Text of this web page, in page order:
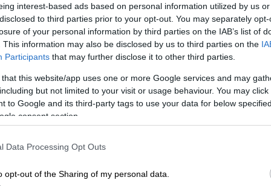
interest-based ads based on personal information utilized by us
to third parties prior to your opt-out. You may separately
of your personal information by third parties on the IAB’s list of
This information may also be disclosed by us to third parties on the
Participants that may further disclose it to other third parties.
that this website/app uses one or more Google services and may
but not limited to your visit or usage behaviour. You may
to Google and its third-party tags to use your data for below
consent section.
Data Processing Opt Outs
opt-out of the Sharing of my personal data.
δεν ανακοίνωσε αποστολή, όμως είναι
Χατσίδης, Λόβρεν, Γιακουμάκης,
τις θεραπείες τους. Σε αντίθεση
πολλά και σοβαρά
δεν έχει τέτοιους προβληματισμούς
που αποκλείστηκαν από την αποστολή
Κλέιτον.
Μιχαηλίδης, Κεντζιόρα, Κένι, Ζαφείρης,
Γερεμέγιεφ